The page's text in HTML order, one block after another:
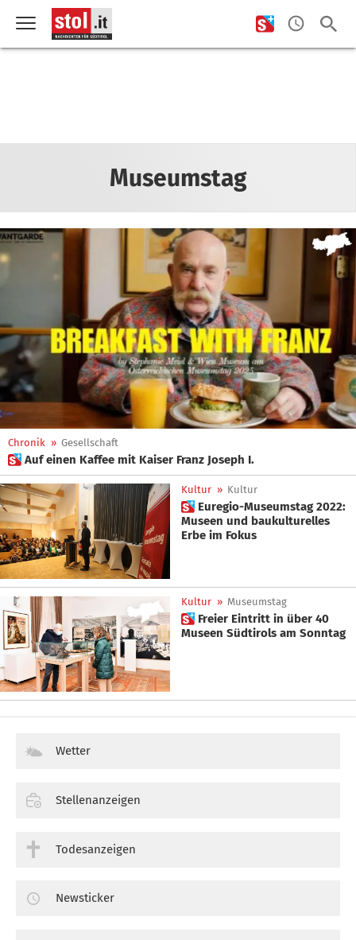
Museumstag
Chronik » Gesellschaft
 Auf einen Kaffee mit Kaiser Franz Joseph I.
Kultur » Kultur
 Euregio-Museumstag 2022:
Museen und baukulturelles
Erbe im Fokus
Kultur » Museumstag
 Freier Eintritt in über 40
Museen Südtirols am Sonntag
Wetter
Stellenanzeigen
Todesanzeigen
Newsticker